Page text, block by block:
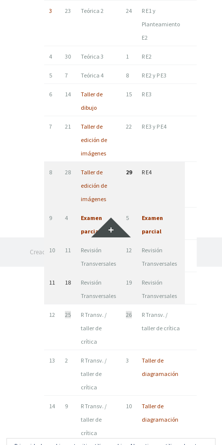
3 23 Teórica 2 24
R E1 y
Planteamiento
E2
4 30 Teórica 3 1 R E2
5 7 Teórica 4 8 R E2 y P E3
6 14
Taller de
dibujo
15 R E3
7 21
Taller de
edición de
imágenes
22 R E3 y P E4
8 28
Taller de
edición de
imágenes
29 R E4
9 4
Examen
parcial
5
Examen
parcial
10 11
Revisión
Transversales
12
Revisión
Transversales
11 18
Revisión
Transversales
19
Revisión
Transversales
12 25
R Transv. /
taller de
crítica
26
R Transv. /
taller de crítica
13 2
R Transv. /
taller de
crítica
3
Taller de
diagramación
14 9
R Transv. /
taller de
crítica
10
Taller de
diagramación
Widgets
Creado con WordPress|Tema: Illustratr porWordPress.com